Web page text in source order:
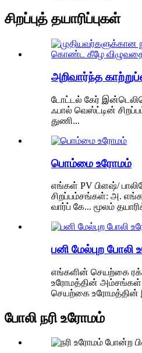
சிறப்புத் தயாரிப்புகள்
அறிவார்ந்த
டோட்டல் கேர்
ஃபால் வெஸ்ட்டின்
துணி...
பொம்மை உரோமம்
எங்கள் PV பிளஷ்/
சிறப்பம்சங்கள்: அ.
வார்ப் கே... மூலம்
பனி மேல்புற போலி
எங்களின் செயற்கை
உரோமத்தின்
செயற்கை
போலி நரி உரோமம்